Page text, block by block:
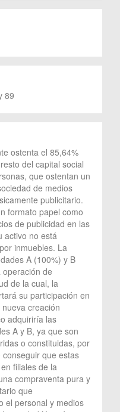
89
ostenta el 85,64%
del capital social
que ostentan un
de medios
publicitario.
formato papel como
de publicidad en las
activo no está
inmuebles. La
A (100%) y B
de
de la cual, la
su participación en
creación
adquiriría las
A y B, ya que son
o constituidas, por
que estas
filiales de la
compraventa pura y
que
el personal y medios